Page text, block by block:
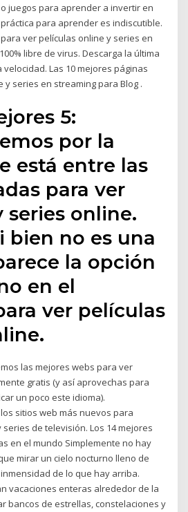
juegos para aprender a invertir en
para aprender es indiscutible.
ver películas online y series en
libre de virus. Descarga la última
Las 10 mejores páginas
series en streaming para Blog .
5:
por la
está entre las
para ver
series online.
bien no es una
la opción
en el
ver películas
las mejores webs para ver
gratis (y así aprovechas para
un poco este idioma).
sitios web más nuevos para
de televisión. Los 14 mejores
en el mundo Simplemente no hay
mirar un cielo nocturno lleno de
de lo que hay arriba.
vacaciones enteras alrededor de la
bancos de estrellas, constelaciones y